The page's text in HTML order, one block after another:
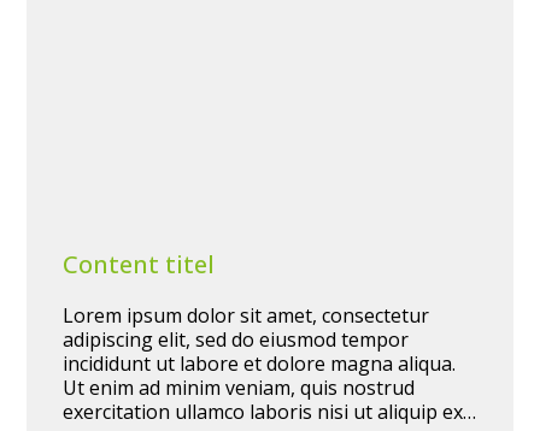
Contact
Vacatures
Content titel
Lorem ipsum dolor sit amet, consectetur
adipiscing elit, sed do eiusmod tempor
incididunt ut labore et dolore magna aliqua.
Ut enim ad minim veniam, quis nostrud
exercitation ullamco laboris nisi ut aliquip ex